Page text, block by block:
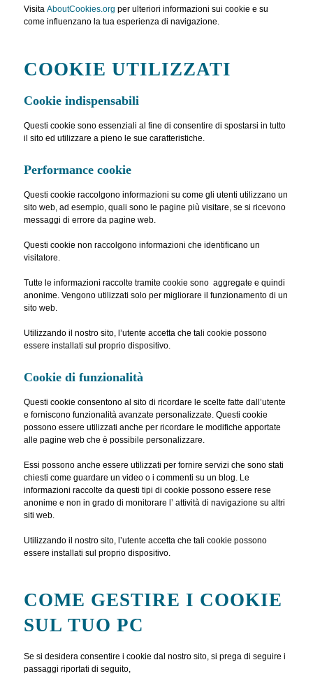
Visita AboutCookies.org per ulteriori informazioni sui cookie e su
come influenzano la tua esperienza di navigazione.
COOKIE UTILIZZATI
Cookie indispensabili
Questi cookie sono essenziali al fine di consentire di spostarsi in tutto
il sito ed utilizzare a pieno le sue caratteristiche.
Performance cookie
Questi cookie raccolgono informazioni su come gli utenti utilizzano un
sito web, ad esempio, quali sono le pagine più visitare, se si ricevono
messaggi di errore da pagine web.
Questi cookie non raccolgono informazioni che identificano un
visitatore.
Tutte le informazioni raccolte tramite cookie sono aggregate e quindi
anonime. Vengono utilizzati solo per migliorare il funzionamento di un
sito web.
Utilizzando il nostro sito, l’utente accetta che tali cookie possono
essere installati sul proprio dispositivo.
Cookie di funzionalità
Questi cookie consentono al sito di ricordare le scelte fatte dall’utente
e forniscono funzionalità avanzate personalizzate. Questi cookie
possono essere utilizzati anche per ricordare le modifiche apportate
alle pagine web che è possibile personalizzare.
Essi possono anche essere utilizzati per fornire servizi che sono stati
chiesti come guardare un video o i commenti su un blog. Le
informazioni raccolte da questi tipi di cookie possono essere rese
anonime e non in grado di monitorare l’ attività di navigazione su altri
siti web.
Utilizzando il nostro sito, l’utente accetta che tali cookie possono
essere installati sul proprio dispositivo.
COME GESTIRE I COOKIE
SUL TUO PC
Se si desidera consentire i cookie dal nostro sito, si prega di seguire i
passaggi riportati di seguito,